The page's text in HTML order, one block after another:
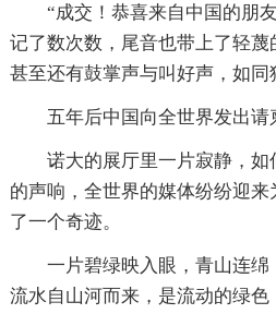
“成交！恭喜来自中国的朋
记了数次数，尾音也带上了轻蔑
甚至还有鼓掌声与叫好声，如同
五年后中国向全世界发出请
诺大的展厅里一片寂静，
的声响，全世界的媒体纷纷迎来
了一个奇迹。
一片碧绿映入眼，青山连绵
流水自山河而来，是流动的绿